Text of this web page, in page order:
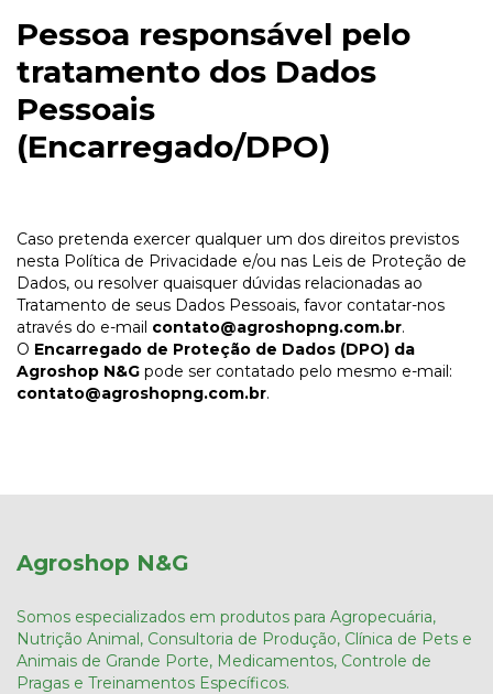
Pessoa responsável pelo
tratamento dos Dados
Pessoais
(Encarregado/DPO)
Caso pretenda exercer qualquer um dos direitos previstos
nesta Política de Privacidade e/ou nas Leis de Proteção de
Dados, ou resolver quaisquer dúvidas relacionadas ao
Tratamento de seus Dados Pessoais, favor contatar-nos
através do e-mail contato@agroshopng.com.br.
O Encarregado de Proteção de Dados (DPO) da
Agroshop N&G pode ser contatado pelo mesmo e-mail:
contato@agroshopng.com.br.
Agroshop N&G
Somos especializados em produtos para Agropecuária,
Nutrição Animal, Consultoria de Produção, Clínica de Pets e
Animais de Grande Porte, Medicamentos, Controle de
Pragas e Treinamentos Específicos.